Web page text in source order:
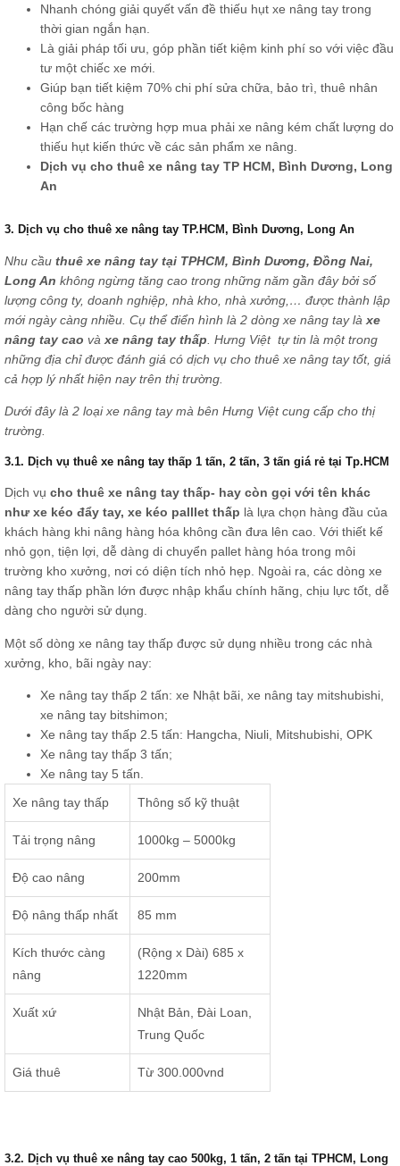
Nhanh chóng giải quyết vấn đề thiếu hụt xe nâng tay trong
thời gian ngắn hạn.
Là giải pháp tối ưu, góp phần tiết kiệm kinh phí so với việc đầu
tư một chiếc xe mới.
Giúp bạn tiết kiệm 70% chi phí sửa chữa, bảo trì, thuê nhân
công bốc hàng
Hạn chế các trường hợp mua phải xe nâng kém chất lượng do
thiếu hụt kiến thức về các sản phẩm xe nâng.
Dịch vụ cho thuê xe nâng tay TP HCM, Bình Dương, Long
An
3. Dịch vụ cho thuê xe nâng tay TP.HCM, Bình Dương, Long An
Nhu cầu thuê xe nâng tay tại TPHCM, Bình Dương, Đồng Nai,
Long An không ngừng tăng cao trong những năm gần đây bởi số
lượng công ty, doanh nghiệp, nhà kho, nhà xưởng,… được thành lập
mới ngày càng nhiều. Cụ thể điển hình là 2 dòng xe nâng tay là xe
nâng tay cao và xe nâng tay thấp . Hưng Việt tự tin là một trong
những địa chỉ được đánh giá có dịch vụ cho thuê xe nâng tay tốt, giá
cả hợp lý nhất hiện nay trên thị trường.
Dưới đây là 2 loại xe nâng tay mà bên Hưng Việt cung cấp cho thị
trường.
3.1. Dịch vụ thuê xe nâng tay thấp 1 tấn, 2 tấn, 3 tấn giá rẻ tại Tp.HCM
Dịch vụ cho thuê xe nâng tay thấp- hay còn gọi với tên khác
như xe kéo đẩy tay, xe kéo palllet thấp là lựa chọn hàng đầu của
khách hàng khi nâng hàng hóa không cần đưa lên cao. Với thiết kế
nhỏ gọn, tiện lợi, dễ dàng di chuyển pallet hàng hóa trong môi
trường kho xưởng, nơi có diện tích nhỏ hẹp. Ngoài ra, các dòng xe
nâng tay thấp phần lớn được nhập khẩu chính hãng, chịu lực tốt, dễ
dàng cho người sử dụng.
Một số dòng xe nâng tay thấp được sử dụng nhiều trong các nhà
xưởng, kho, bãi ngày nay:
Xe nâng tay thấp 2 tấn: xe Nhật bãi, xe nâng tay mitshubishi,
xe nâng tay bitshimon;
Xe nâng tay thấp 2.5 tấn: Hangcha, Niuli, Mitshubishi, OPK
Xe nâng tay thấp 3 tấn;
Xe nâng tay 5 tấn.
Xe nâng tay thấp
Thông số kỹ thuật
Tải trọng nâng 1000kg – 5000kg
Độ cao nâng 200mm
Độ nâng thấp nhất 85 mm
Kích thước càng
nâng
(Rộng x Dài) 685 x
1220mm
Xuất xứ
Nhật Bản, Đài Loan,
Trung Quốc
Giá thuê Từ 300.000vnd
3.2. Dịch vụ thuê xe nâng tay cao 500kg, 1 tấn, 2 tấn tại TPHCM, Long